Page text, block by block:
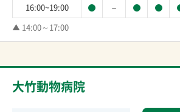
16:00~19:00 －
▲ 14:00～17:00
大竹動物病院